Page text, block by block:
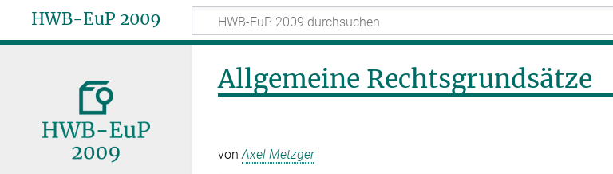
HWB-EuP 2009
Allgemeine Rechtsgrundsätze
von Axel Metzger